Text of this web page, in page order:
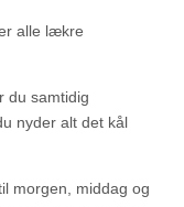
alle lækre
du samtidig
nyder alt det kål
morgen, middag og